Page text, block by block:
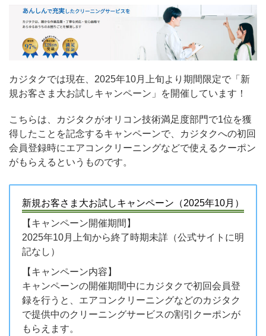
カジタクでは現在、2025年10月上旬より期間限定で「新
規お客さま大お試しキャンペーン」を開催しています！
こちらは、カジタクがオリコン技術満足度部門で1位を獲
得したことを記念するキャンペーンで、カジタクへの初回
会員登録時にエアコンクリーニングなどで使えるクーポン
がもらえるというものです。
新規お客さま大お試しキャンペーン（2025年10月）
【キャンペーン開催期間】
2025年10月上旬から終了時期未詳（公式サイトに明
記なし）
【キャンペーン内容】
キャンペーンの開催期間中にカジタクで初回会員登
録を行うと、エアコンクリーニングなどのカジタク
で提供中のクリーニングサービスの割引クーポンが
もらえます。